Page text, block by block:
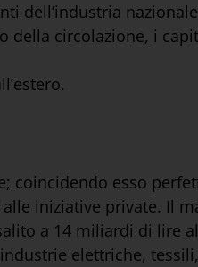
dell’industria
della circolazione, i
coincidendo esso
iniziative private. Il
a 14 miliardi di lire
elettriche,